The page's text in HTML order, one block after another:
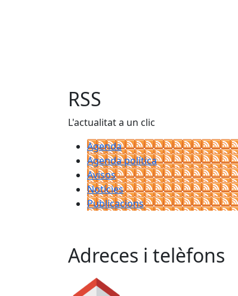
RSS
L'actualitat a un clic
Agenda
Agenda política
Avisos
Notícies
Publicacions
Adreces i telèfons